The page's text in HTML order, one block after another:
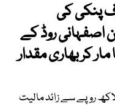
پنکی کی
اصفہانی روڈ کے
کر بھاری مقدار
نے بتایا کہ برآمد شدہ منشیات 45 لاکھ روپے سے زائد مالیت